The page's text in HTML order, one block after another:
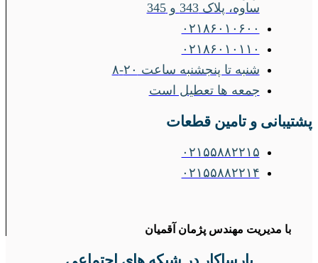
ساوه، پلاک 343 و 345
۰۲۱۸۶۰۱۰۶۰۰
۰۲۱۸۶۰۱۰۱۱۰
شنبه تا پنجشنبه ساعت ۲۰-۸
جمعه ها تعطیل است
پشتیبانی و تامین قطعات
۰۲۱۵۵۸۸۲۲۱۵
۰۲۱۵۵۸۸۲۲۱۴
با مدیریت مهندس پژمان آقمیان
پارساکار در شبکه های اجتماعی